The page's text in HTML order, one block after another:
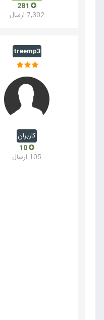
7,302 ارسال
treemp3
کاربران
105 ارسال